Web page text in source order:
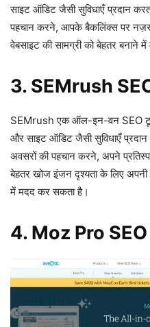
साइट ऑडिट जैसी सुविधाएँ प्रदान
पहचान करने, आपके बैकलिंक्स पर
वेबसाइट की सामग्री को बेहतर बनाने
3. SEMrush
SEMrush एक ऑल-इन-वन SEO टूल है
और साइट ऑडिट जैसी सुविधाएँ
अवसरों की पहचान करने, अपने
बेहतर खोज इंजन दृश्यता के लिए
में मदद कर सकता है।
4. Moz Pro